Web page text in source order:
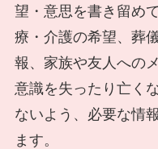
望・意思を書き留め
療・介護の希望、葬
報、家族や友人への
意識を失ったり亡く
ないよう、必要な情
ます。